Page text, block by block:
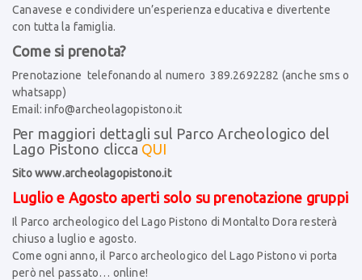
Canavese e condividere un’esperienza educativa e divertente
con tutta la famiglia.
Come si prenota?
Prenotazione telefonando al numero 389.2692282 (anche sms o
whatsapp)
Email:info@archeolagopistono.it
Per maggiori dettagli sul Parco Archeologico del
Lago Pistono clicca QUI
Sitowww.archeolagopistono.it
Luglio e Agosto aperti solo su prenotazione gruppi
Il Parco archeologico del Lago Pistono di Montalto Dora resterà
chiuso a luglio e agosto.
Come ogni anno, il Parco archeologico del Lago Pistono vi porta
però nel passato… online!